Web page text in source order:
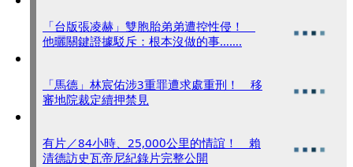
「台版張凌赫」雙胞胎弟弟遭控性侵！
他曬關鍵證據駁斥：根本沒做的事…….
「馬德」林宸佑涉3重罪遭求處重刑！ 移
審地院裁定續押禁見
有片／84小時、25,000公里的情誼！ 賴
清德訪史瓦帝尼紀錄片完整公開